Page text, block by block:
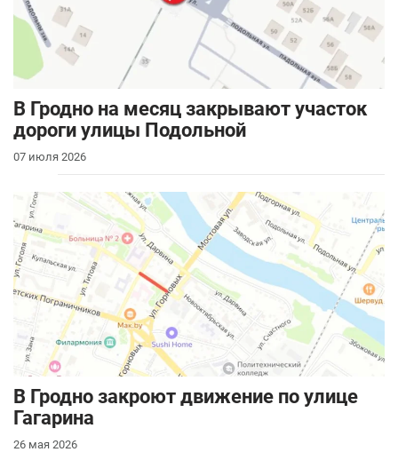
В Гродно на месяц закрывают участок
дороги улицы Подольной
07 июля 2026
В Гродно закроют движение по улице
Гагарина
26 мая 2026